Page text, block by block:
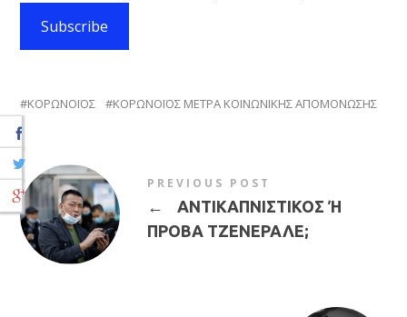
Subscribe
ΚΟΡΩΝΟΪΟΣ ΚΟΡΩΝΟΪΟΣ ΜΕΤΡΑ ΚΟΙΝΩΝΙΚΗΣ ΑΠΟΜΟΝΩΣΗΣ
PREVIOUS POST
←
ΑΝΤΙΚΑΠΝΙΣΤΙΚΟΣ Ή
ΠΡΟΒΑ ΤΖΕΝΕΡΑΛΕ;